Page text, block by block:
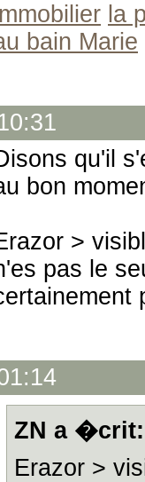
la
bain Marie
qu'il
bon
>
pas le
ZN a �crit:
Erazor >